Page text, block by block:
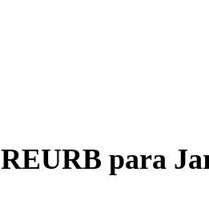
para